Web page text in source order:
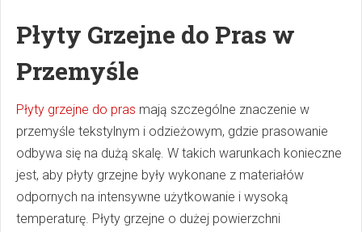
Płyty Grzejne do Pras w
Przemyśle
Płyty grzejne do pras mają szczególne znaczenie w
przemyśle tekstylnym i odzieżowym, gdzie prasowanie
odbywa się na dużą skalę. W takich warunkach konieczne
jest, aby płyty grzejne były wykonane z materiałów
odpornych na intensywne użytkowanie i wysoką
temperaturę. Płyty grzejne o dużej powierzchni